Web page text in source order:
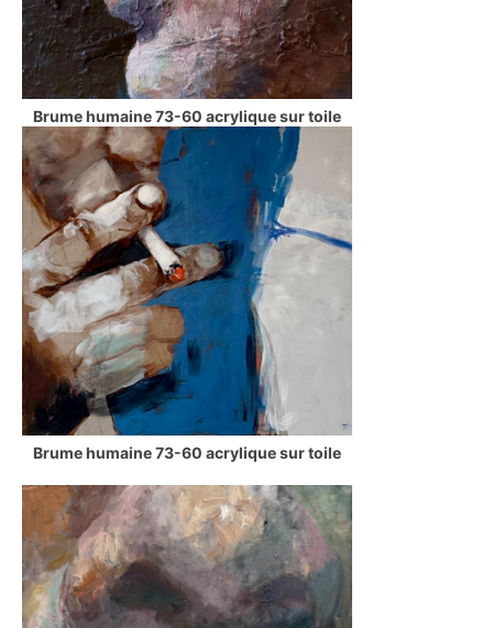
Brume humaine 73-60 acrylique sur toile
Brume humaine 73-60 acrylique sur toile